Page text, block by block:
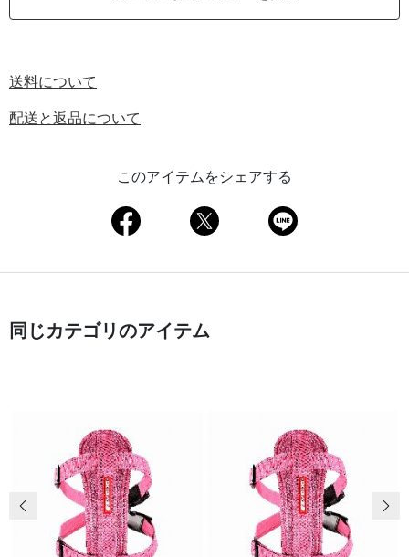
送料について
配送と返品について
このアイテムをシェアする
同じカテゴリのアイテム
前の画像 次